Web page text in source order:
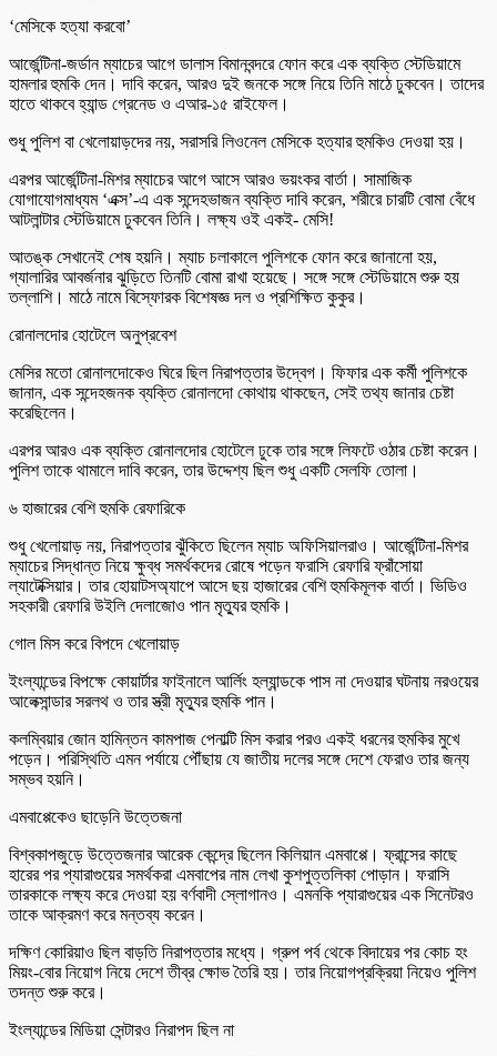
‘মেসিকে হত্যা করবো’
আর্জেন্টিনা-জর্ডান ম্যাচের আগে ডালাস বিমানবন্দরে ফোন করে এক ব্যক্তি স্টেডিয়ামে
হামলার হুমকি দেন। দাবি করেন, আরও দুই জনকে সঙ্গে নিয়ে তিনি মাঠে ঢুকবেন। তাদের
হাতে থাকবে হ্যান্ড গ্রেনেড ও এআর-১৫ রাইফেল।
শুধু পুলিশ বা খেলোয়াড়দের নয়, সরাসরি লিওনেল মেসিকে হত্যার হুমকিও দেওয়া হয়।
এরপর আর্জেন্টিনা-মিশর ম্যাচের আগে আসে আরও ভয়ংকর বার্তা। সামাজিক
যোগাযোগমাধ্যম ‘এক্স’-এ এক সন্দেহভাজন ব্যক্তি দাবি করেন, শরীরে চারটি বোমা বেঁধে
আটলান্টার স্টেডিয়ামে ঢুকবেন তিনি। লক্ষ্য ওই একই- মেসি!
আতঙ্ক সেখানেই শেষ হয়নি। ম্যাচ চলাকালে পুলিশকে ফোন করে জানানো হয়,
গ্যালারির আবর্জনার ঝুড়িতে তিনটি বোমা রাখা হয়েছে। সঙ্গে সঙ্গে স্টেডিয়ামে শুরু হয়
তল্লাশি। মাঠে নামে বিস্ফোরক বিশেষজ্ঞ দল ও প্রশিক্ষিত কুকুর।
রোনালদোর হোটেলে অনুপ্রবেশ
মেসির মতো রোনালদোকেও ঘিরে ছিল নিরাপত্তার উদ্বেগ। ফিফার এক কর্মী পুলিশকে
জানান, এক সন্দেহজনক ব্যক্তি রোনালদো কোথায় থাকছেন, সেই তথ্য জানার চেষ্টা
করেছিলেন।
এরপর আরও এক ব্যক্তি রোনালদোর হোটেলে ঢুকে তার সঙ্গে লিফটে ওঠার চেষ্টা করেন।
পুলিশ তাকে থামালে দাবি করেন, তার উদ্দেশ্য ছিল শুধু একটি সেলফি তোলা।
৬ হাজারের বেশি হুমকি রেফারিকে
শুধু খেলোয়াড় নয়, নিরাপত্তার ঝুঁকিতে ছিলেন ম্যাচ অফিসিয়ালরাও। আর্জেন্টিনা-মিশর
ম্যাচের সিদ্ধান্ত নিয়ে ক্ষুব্ধ সমর্থকদের রোষে পড়েন ফরাসি রেফারি ফ্রাঁসোয়া
ল্যাটেক্সিয়ার। তার হোয়াটসঅ্যাপে আসে ছয় হাজারের বেশি হুমকিমূলক বার্তা। ভিডিও
সহকারী রেফারি উইলি দেলাজোও পান মৃত্যুর হুমকি।
গোল মিস করে বিপদে খেলোয়াড়
ইংল্যান্ডের বিপক্ষে কোয়ার্টার ফাইনালে আর্লিং হল্যান্ডকে পাস না দেওয়ার ঘটনায় নরওয়ের
আলেক্সান্ডার সরলথ ও তার স্ত্রী মৃত্যুর হুমকি পান।
কলম্বিয়ার জোন হামিন্তন কামপাজ পেনাল্টি মিস করার পরও একই ধরনের হুমকির মুখে
পড়েন। পরিস্থিতি এমন পর্যায়ে পৌঁছায় যে জাতীয় দলের সঙ্গে দেশে ফেরাও তার জন্য
সম্ভব হয়নি।
এমবাপ্পেকেও ছাড়েনি উত্তেজনা
বিশ্বকাপজুড়ে উত্তেজনার আরেক কেন্দ্রে ছিলেন কিলিয়ান এমবাপ্পে। ফ্রান্সের কাছে
হারের পর প্যারাগুয়ের সমর্থকরা এমবাপের নাম লেখা কুশপুত্তলিকা পোড়ান। ফরাসি
তারকাকে লক্ষ্য করে দেওয়া হয় বর্ণবাদী স্লোগানও। এমনকি প্যারাগুয়ের এক সিনেটরও
তাকে আক্রমণ করে মন্তব্য করেন।
দক্ষিণ কোরিয়াও ছিল বাড়তি নিরাপত্তার মধ্যে। গ্রুপ পর্ব থেকে বিদায়ের পর কোচ হং
মিয়ং-বোর নিয়োগ নিয়ে দেশে তীব্র ক্ষোভ তৈরি হয়। তার নিয়োগপ্রক্রিয়া নিয়েও পুলিশ
তদন্ত শুরু করে।
ইংল্যান্ডের মিডিয়া সেন্টারও নিরাপদ ছিল না